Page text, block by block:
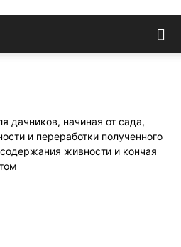
дачников, начиная от сада,
и переработки полученного
живности и кончая